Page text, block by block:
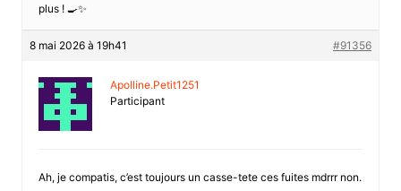
plus ! 🍳✨
8 mai 2026 à 19h41 #91356
Apolline.Petit1251
Participant
Ah, je compatis, c’est toujours un casse-tete ces fuites mdrrr non.